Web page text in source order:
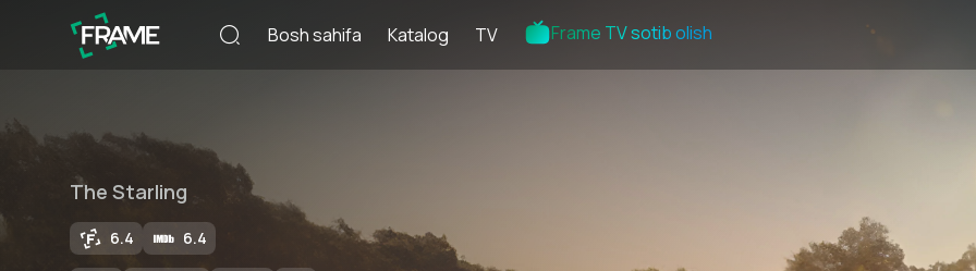
Bosh sahifa Katalog TV Frame TV sotib olish
The Starling
6.4 6.4